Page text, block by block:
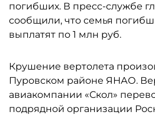
погибших. В пресс-службе
сообщили, что семья
выплатят по 1 млн руб.
Крушение вертолета
Пуровском районе ЯНАО.
авиакомпании «Скол»
подрядной организации